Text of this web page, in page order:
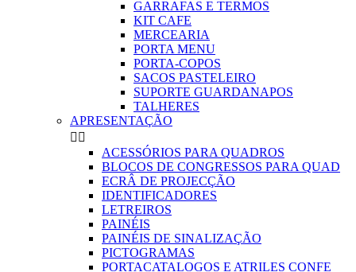
GARRAFAS E TERMOS
KIT CAFE
MERCEARIA
PORTA MENU
PORTA-COPOS
SACOS PASTELEIRO
SUPORTE GUARDANAPOS
TALHERES
APRESENTAÇÃO
 
ACESSÓRIOS PARA QUADROS
BLOCOS DE CONGRESSOS PARA QUAD
ECRÂ DE PROJECÇÃO
IDENTIFICADORES
LETREIROS
PAINÉIS
PAINÉIS DE SINALIZAÇÃO
PICTOGRAMAS
PORTACATALOGOS E ATRILES CONFE